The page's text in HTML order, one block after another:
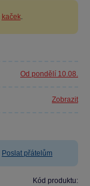
kaček.
Od pondělí 10.08.
Zobrazit
Poslat přátelům
Kód produktu: